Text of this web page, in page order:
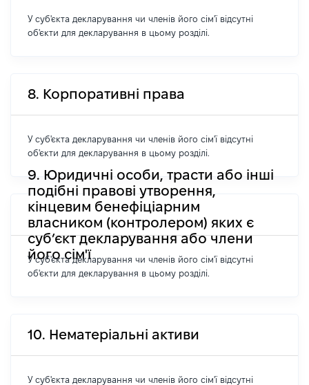
У суб'єкта декларування чи членів його сім'ї відсутні
об'єкти для декларування в цьому розділі.
8. Корпоративні права
У суб'єкта декларування чи членів його сім'ї відсутні
об'єкти для декларування в цьому розділі.
9. Юридичні особи, трасти або інші
подібні правові утворення,
кінцевим бенефіціарним
власником (контролером) яких є
суб’єкт декларування або члени
його сім'ї
У суб'єкта декларування чи членів його сім'ї відсутні
об'єкти для декларування в цьому розділі.
10. Нематеріальні активи
У суб'єкта декларування чи членів його сім'ї відсутні